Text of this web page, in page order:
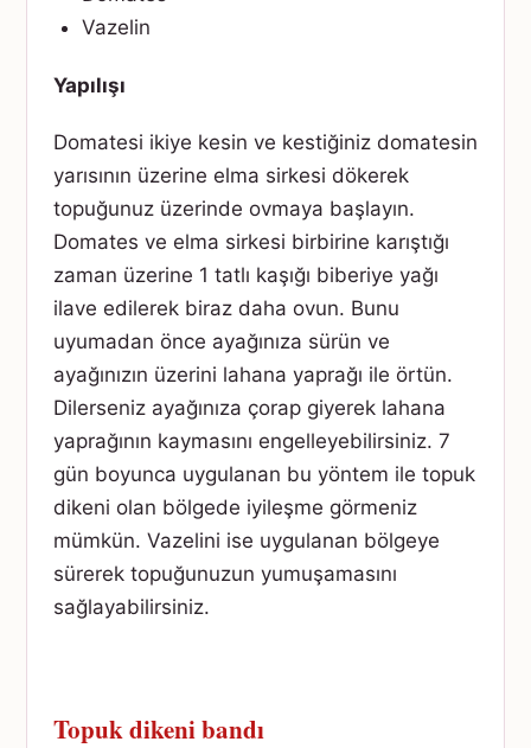
Vazelin
Yapılışı
Domatesi ikiye kesin ve kestiğiniz domatesin
yarısının üzerine elma sirkesi dökerek
topuğunuz üzerinde ovmaya başlayın.
Domates ve elma sirkesi birbirine karıştığı
zaman üzerine 1 tatlı kaşığı biberiye yağı
ilave edilerek biraz daha ovun. Bunu
uyumadan önce ayağınıza sürün ve
ayağınızın üzerini lahana yaprağı ile örtün.
Dilerseniz ayağınıza çorap giyerek lahana
yaprağının kaymasını engelleyebilirsiniz. 7
gün boyunca uygulanan bu yöntem ile topuk
dikeni olan bölgede iyileşme görmeniz
mümkün. Vazelini ise uygulanan bölgeye
sürerek topuğunuzun yumuşamasını
sağlayabilirsiniz.
Topuk dikeni bandı